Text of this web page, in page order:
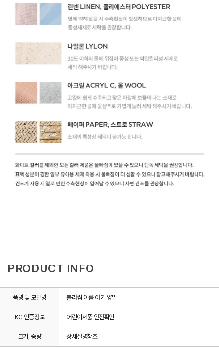
PRODUCT INFO
품명 및 모델명 블라썸 여름 아기 양말
KC 인증정보 어린이제품 안전확인
크기, 중량 상세설명참조